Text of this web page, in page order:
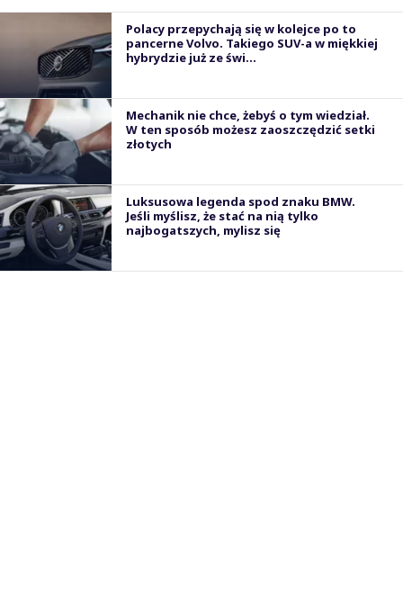
Polacy przepychają się w kolejce po to
pancerne Volvo. Takiego SUV-a w miękkiej
hybrydzie już ze świ...
Mechanik nie chce, żebyś o tym wiedział.
W ten sposób możesz zaoszczędzić setki
złotych
Luksusowa legenda spod znaku BMW.
Jeśli myślisz, że stać na nią tylko
najbogatszych, mylisz się